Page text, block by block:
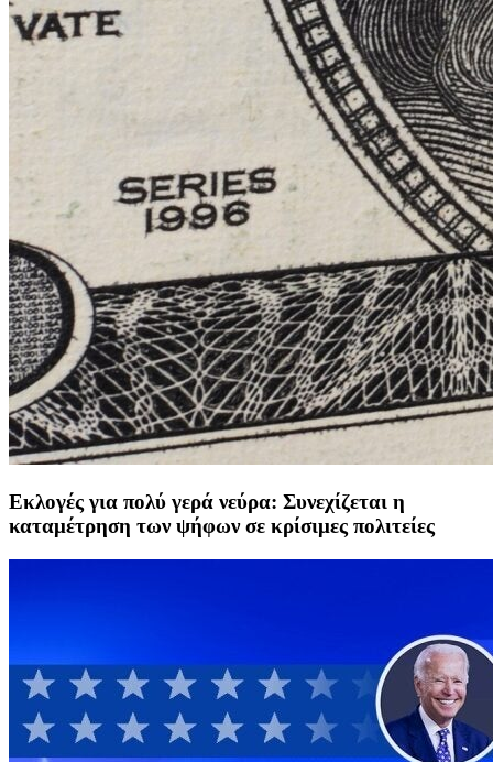
Εκλογές για πολύ γερά νεύρα: Συνεχίζεται η
καταμέτρηση των ψήφων σε κρίσιμες πολιτείες